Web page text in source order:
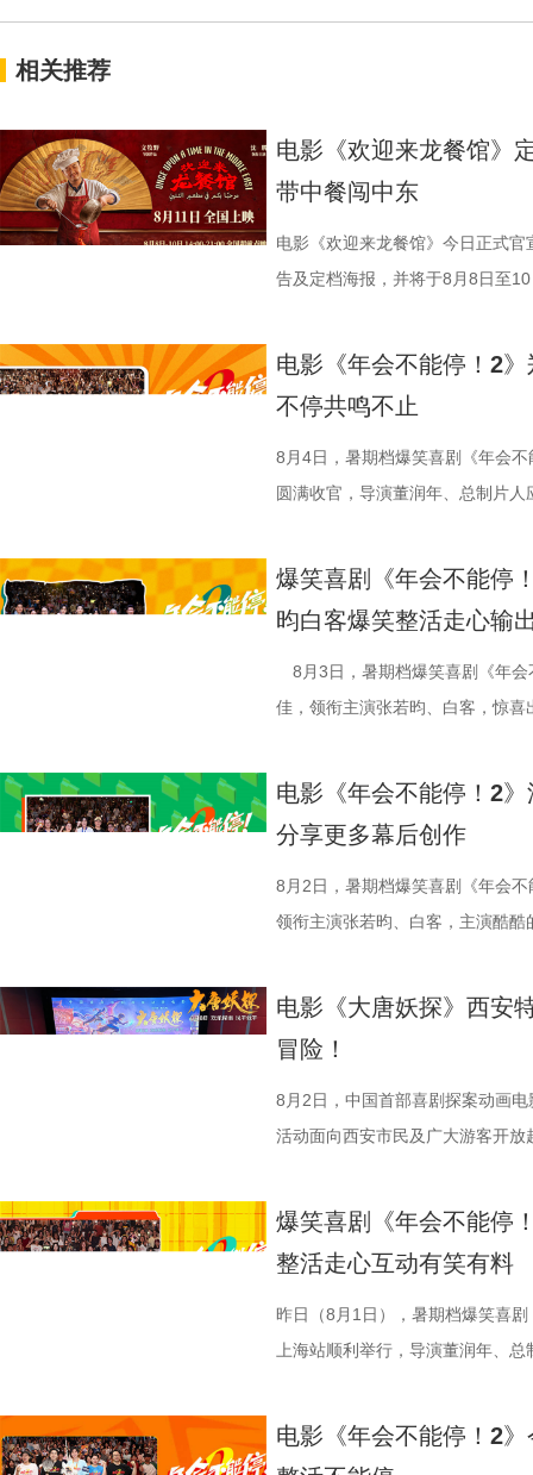
相关推荐
电影《欢迎来龙餐馆》
带中餐闯中东
电影《欢迎来龙餐馆》今日正式
告及定档海报，并将于8月8日至
当地结识餐馆经理马俊生（蒋奇
馆从生意渐入正轨到突遭战争打
间形成鲜明反差。定档海报中，
佳肴满桌，与身后未散的硝烟痕
“硬菜”充满期待。《欢迎来龙餐
的战争场面与美食烹制的烟火细
浩监制，文牧野、郎群力、钟伟
夫主演，李治廷特别出演，谢里夫
情出演。 海报.jpg 沈腾勇闯中东
和羁绊，从烟火日常到战争突发
时代动荡之中。在不断逼近的现
成为故事展开的核心。 1沈腾.jpg
蒋奇明饰演的马俊生分工合作，
火。烤全羊、铁锅炖等中式美食
景象。然而，突如其来的战火打
火逐渐席卷整座城市。镜头在美
飞。预告前半段喜感松弛，后半
预告结尾，一句“徐先生，你真觉
人们对故事走向的好奇，龙餐馆
将走向何方？ 4赛夫.jpg 3沈腾 蒋
前，身后巨幅龙纹折扇展开，东
电影《年会不能停！2
不停共鸣不止
8月4日，暑期档爆笑喜剧《年会
圆满收官，导演董润年、总制片
情洋溢。影片讲述了“缺心眼”刘奔
导，应萝佳担任总制片人，张若
出演，孙艺洲特别主演，田雨、
情出演，童漠男、酷酷的滕、闫
演热情似火 欢笑声中圆满收官 郑
齐聚于此，既有轻松欢乐的趣味
围拉满，张若昀、白客现场比心，
声此起彼伏；化身“诸葛卧龙”的
抛梗调侃，轻松欢乐。 谈及影片
已看淡得失，不在乎去留，而胡
初心，会尽力留下他；总制片人
发言极具正向价值，公司若将其
还有小观众大胆发言，在线喊话
分别带孩子和母亲一刷、二刷，
之时，全体主创向现场观众致以
祝福，爆笑声四起，整场路演就
2》正在全国热映，高能欢乐戏份
爆笑喜剧《年会不能停
昀白客爆笑整活走心输
8月3日，暑期档爆笑喜剧《年会
佳，领衔主演张若昀、白客，惊
事。现场不同年龄、职业的观众
卡”，由此开启掀桌狂欢、打脸逆
担任总制片人，张若昀、白客、
洲特别主演，田雨、王耀庆特别
在爆笑热映，一起走进影院
携张若昀、白客、庄达菲、孙艺
后交流兼具趣味互动与走心分享
表情管理小游戏，结合加班、功
牌比心名场面等，各类花活
自己内心所求就能跳出循环；谈
合亲身经历，坦言看清现实后依
真挚发言令现场观众动容落泪；
一番；面对年轻观众对未来职场
电影《年会不能停！2
分享更多幕后创作
8月2日，暑期档爆笑喜剧《年会
领衔主演张若昀、白客，主演酷
气”马杰包子铺“癫疯”相遇、喜提
叶领衔主演，大鹏、庄达菲惊喜
演，李乃文、李晨、欧阳奋强友
汉良特邀出演。影片猫眼电影开
场，董润年、应萝佳、张若昀、
共同嗨聊，氛围热烈。现场趣味
择“马”系人设、一起说“爱你呦”
众提问刘马组合穿越闯关是否也
掌名场面对应《水浒传》除暴安
电影《大唐妖探》西安
冒险！
8月2日，中国首部喜剧探案动画
活动面向西安市民及广大游客开
觉奇观。不少携孩子一同观影的家
名不分先后）领衔声音出演，将
1.jpg 此次影片选择在西安开启特
敬。影片以万国来朝的大唐为故
城”。此外，主创团队还依托“八
爆笑喜剧《年会不能停
整活走心互动有笑有料
昨日（8月1日），暑期档爆笑喜
上海站顺利举行，导演董润年、
后，惊喜互动不断。影片已于昨
电影《年会不能停！2